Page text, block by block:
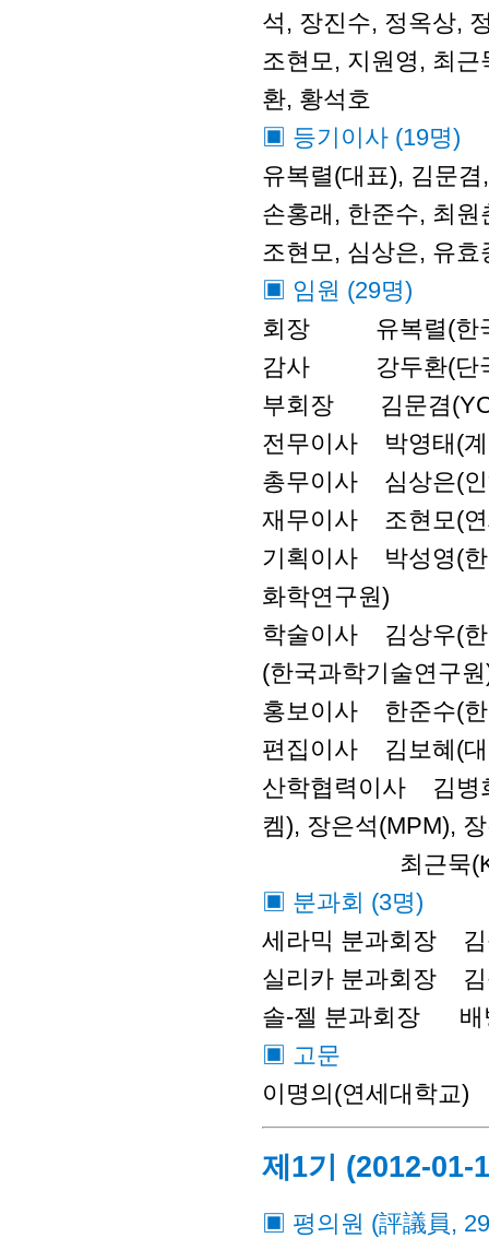
석, 장진수, 정옥상,
조현모, 지원영, 최
환, 황석호
▣ 등기이사 (19명)
유복렬(대표), 김문
손홍래, 한준수, 최
조현모, 심상은, 유
▣ 임원 (29명)
회장 유복렬(한국
감사 강두환(단국
부회장 김문겸
전무이사 박영태(계
총무이사 심상은(인
재무이사 조현모(연
기획이사 박성영(한
화학연구원)
학술이사 김상우(한
(한국과학기술연구
홍보이사 한준수(한
편집이사 김보혜(대
산학협력이사 김병
켐), 장은석(MPM),
최근묵(KCC),
▣ 분과회 (3명)
세라믹 분과회장 김
실리카 분과회장 김
솔-젤 분과회장 배
▣ 고문
이명의(연세대학교)
제1기 (2012-01-
▣ 평의원 (評議員,